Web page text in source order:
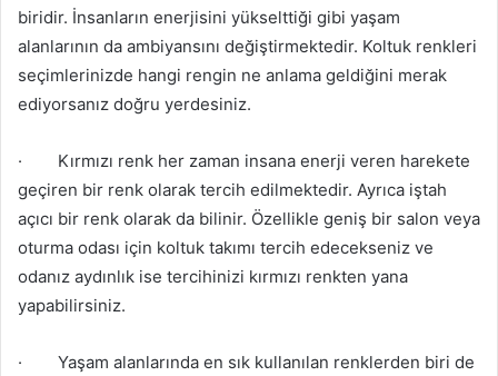
biridir. İnsanların enerjisini yükselttiği gibi yaşam
alanlarının da ambiyansını değiştirmektedir. Koltuk renkleri
seçimlerinizde hangi rengin ne anlama geldiğini merak
ediyorsanız doğru yerdesiniz.
· Kırmızı renk her zaman insana enerji veren harekete
geçiren bir renk olarak tercih edilmektedir. Ayrıca iştah
açıcı bir renk olarak da bilinir. Özellikle geniş bir salon veya
oturma odası için koltuk takımı tercih edecekseniz ve
odanız aydınlık ise tercihinizi kırmızı renkten yana
yapabilirsiniz.
· Yaşam alanlarında en sık kullanılan renklerden biri de